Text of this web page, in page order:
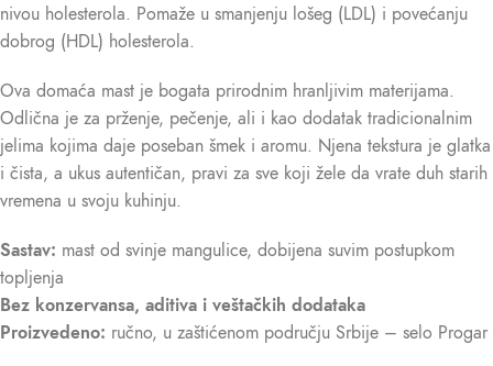
nivou holesterola. Pomaže u smanjenju lošeg (LDL) i povećanju
dobrog (HDL) holesterola.
Ova domaća mast je bogata prirodnim hranljivim materijama.
Odlična je za prženje, pečenje, ali i kao dodatak tradicionalnim
jelima kojima daje poseban šmek i aromu. Njena tekstura je glatka
i čista, a ukus autentičan, pravi za sve koji žele da vrate duh starih
vremena u svoju kuhinju.
Sastav: mast od svinje mangulice, dobijena suvim postupkom
topljenja
Bez konzervansa, aditiva i veštačkih dodataka
Proizvedeno: ručno, u zaštićenom području Srbije – selo Progar